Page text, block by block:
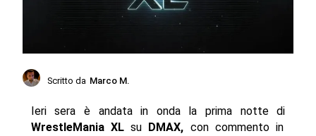
Scritto da Marco M.
Ieri sera è andata in onda la prima notte di
WrestleMania XL su DMAX, con commento in